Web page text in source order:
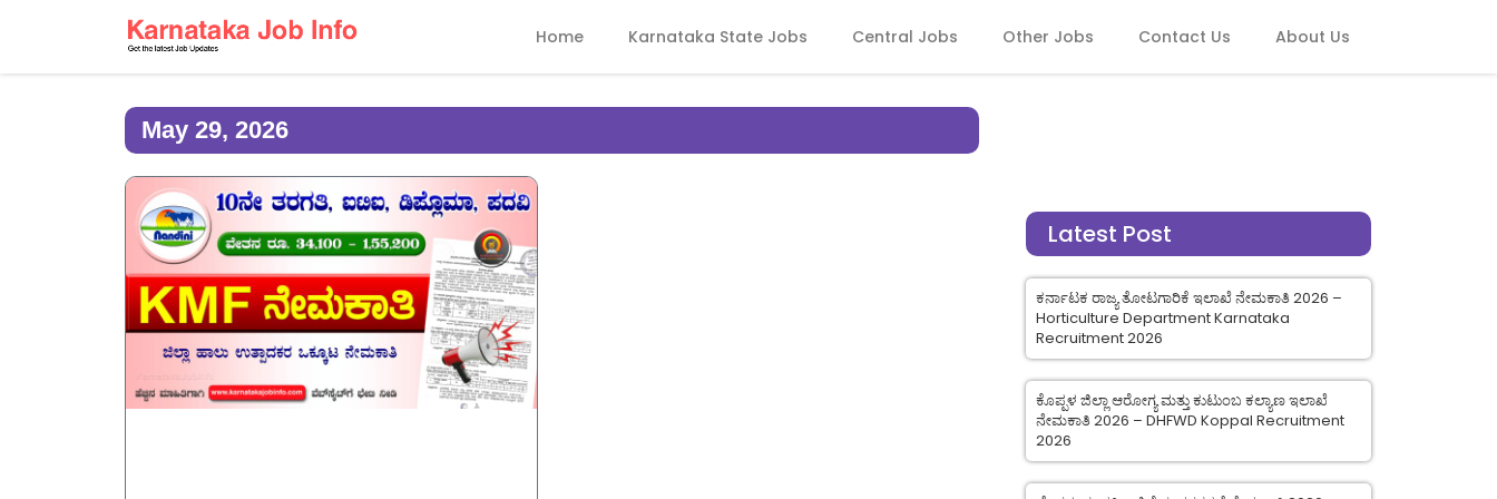
Home Karnataka State Jobs Central Jobs Other Jobs Contact Us About Us
May 29, 2026
Latest Post
ಕರ್ನಾಟಕ ರಾಜ್ಯ ತೋಟಗಾರಿಕೆ ಇಲಾಖೆ ನೇಮಕಾತಿ 2026 –
Horticulture Department Karnataka
Recruitment 2026
ಕೊಪ್ಪಳ ಜಿಲ್ಲಾ ಆರೋಗ್ಯ ಮತ್ತು ಕುಟುಂಬ ಕಲ್ಯಾಣ ಇಲಾಖೆ
ನೇಮಕಾತಿ 2026 – DHFWD Koppal Recruitment
2026